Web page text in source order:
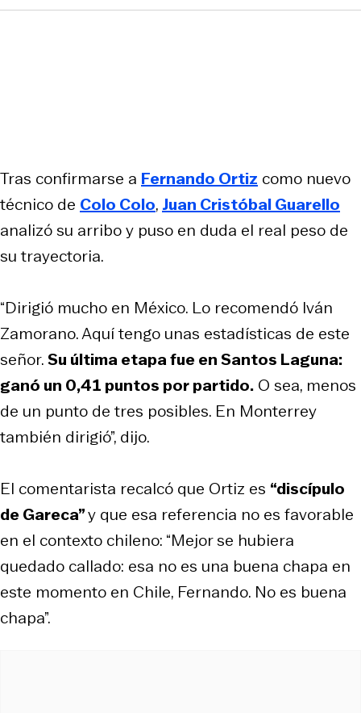
Tras confirmarse a Fernando Ortiz como nuevo
técnico de Colo Colo, Juan Cristóbal Guarello
analizó su arribo y puso en duda el real peso de
su trayectoria.
“Dirigió mucho en México. Lo recomendó Iván
Zamorano. Aquí tengo unas estadísticas de este
señor.Su última etapa fue en Santos Laguna:
ganó un 0,41 puntos por partido. O sea, menos
de un punto de tres posibles. En Monterrey
también dirigió”, dijo.
El comentarista recalcó que Ortiz es “discípulo
de Gareca”y que esa referencia no es favorable
en el contexto chileno: “Mejor se hubiera
quedado callado: esa no es una buena chapa en
este momento en Chile, Fernando. No es buena
chapa”.